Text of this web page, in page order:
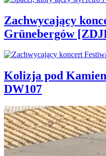
Zachwycający
Grünebergów
Kolizja pod
DW107